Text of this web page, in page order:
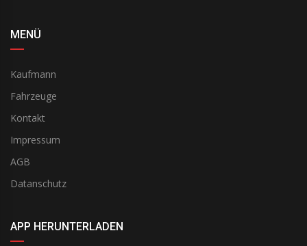
MENÜ
Kaufmann
Fahrzeuge
Kontakt
Impressum
AGB
Datanschutz
APP HERUNTERLADEN